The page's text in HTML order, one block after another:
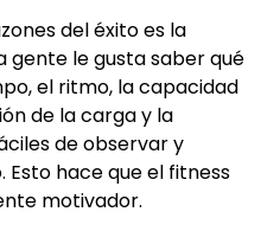
del éxito es la
gente le gusta saber qué
el ritmo, la capacidad
de la carga y la
de observar y
hace que el fitness
motivador.